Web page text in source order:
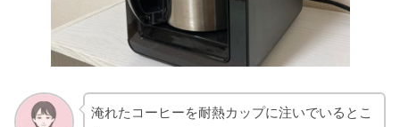
淹れたコーヒーを耐熱カップに注いでいるとこ